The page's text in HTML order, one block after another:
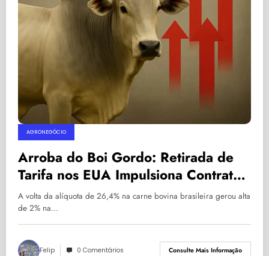
AGRONEGÓCIO
Arroba do Boi Gordo: Retirada de
Tarifa nos EUA Impulsiona Contratos
Futuros e Risco de Fluxo de Capital
A volta da alíquota de 26,4% na carne bovina brasileira gerou alta
de 2% na…
Felip 0 Comentários Consulte Mais Informação